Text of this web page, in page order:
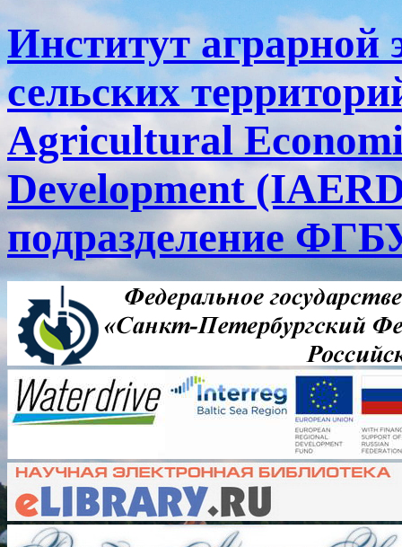
Институт аграрной
сельских
Agricultural
Development
подразделение